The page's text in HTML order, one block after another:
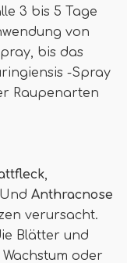
3 bis 5 Tage
von
bis das
-Spray
Raupenarten
,
Anthracnose
verursacht.
Blätter und
oder